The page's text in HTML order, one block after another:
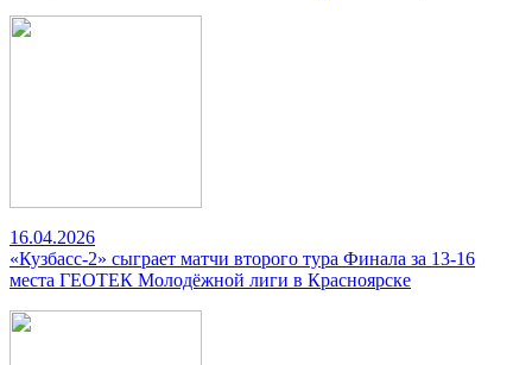
16.04.2026
«Кузбасс-2» сыграет матчи второго тура Финала за 13-16
места ГЕОТЕК Молодёжной лиги в Красноярске